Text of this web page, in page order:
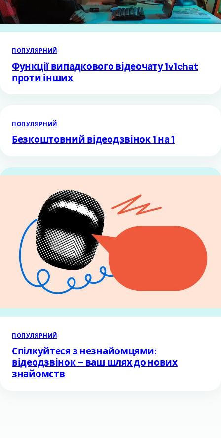
ПОПУЛЯРНИЙ
Функції випадкового відеочату 1v1chat
проти інших
ПОПУЛЯРНИЙ
Безкоштовний відеодзвінок 1 на 1
ПОПУЛЯРНИЙ
Спілкуйтеся з незнайомцями:
відеодзвінок – ваш шлях до нових
знайомств